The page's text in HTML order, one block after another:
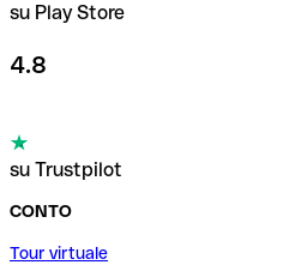
su Play Store
4.8
su Trustpilot
CONTO
Tour virtuale